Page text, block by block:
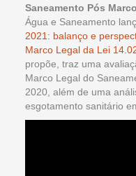
Saneamento Pós
Água e Saneamento
2021: balanço e
Marco Legal da Lei
propõe, traz uma
Marco Legal do
2020, além de uma
esgotamento sanitário